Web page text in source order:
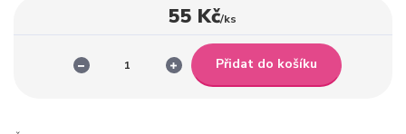
55 Kč/ks
Přidat do košíku